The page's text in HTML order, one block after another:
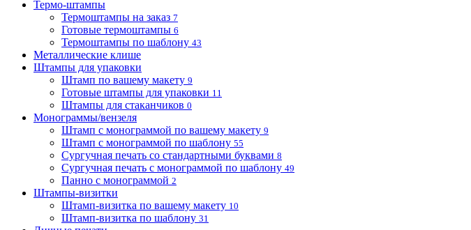
Термо-штампы
Термоштампы на заказ 7
Готовые термоштампы 6
Термоштампы по шаблону 43
Металлические клише
Штампы для упаковки
Штамп по вашему макету 9
Готовые штампы для упаковки 11
Штампы для стаканчиков 0
Монограммы/вензеля
Штамп с монограммой по вашему макету 9
Штамп с монограммой по шаблону 55
Сургучная печать со стандартными буквами 8
Сургучная печать с монограммой по шаблону 49
Панно с монограммой 2
Штампы-визитки
Штамп-визитка по вашему макету 10
Штамп-визитка по шаблону 31